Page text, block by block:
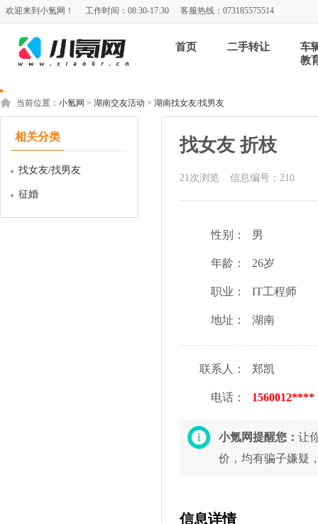
欢迎来到小氪网！ 工作时间：08:30-17:30 客服热线：073185575514
首页 二手转让
车
教
当前位置： 小氪网 > 湖南交友活动 > 湖南找女友/找男友
找女友 折枝
21次浏览 信息编号：210
性别： 男
年龄： 26岁
职业： IT工程师
地址： 湖南
联系人： 郑凯
电话： 1560012****
小氪网提醒您： 让
价，均有骗子嫌疑
信息详情
相关分类
找女友/找男友
征婚